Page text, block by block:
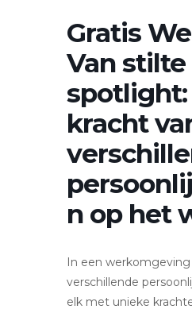
Gratis
Van
kracht
n op het
In een
verschillende
elk met unieke